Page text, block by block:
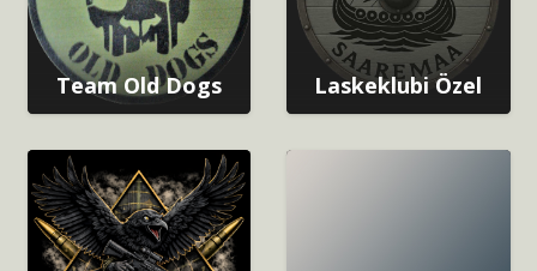
Team Old Dogs Laskeklubi Özel